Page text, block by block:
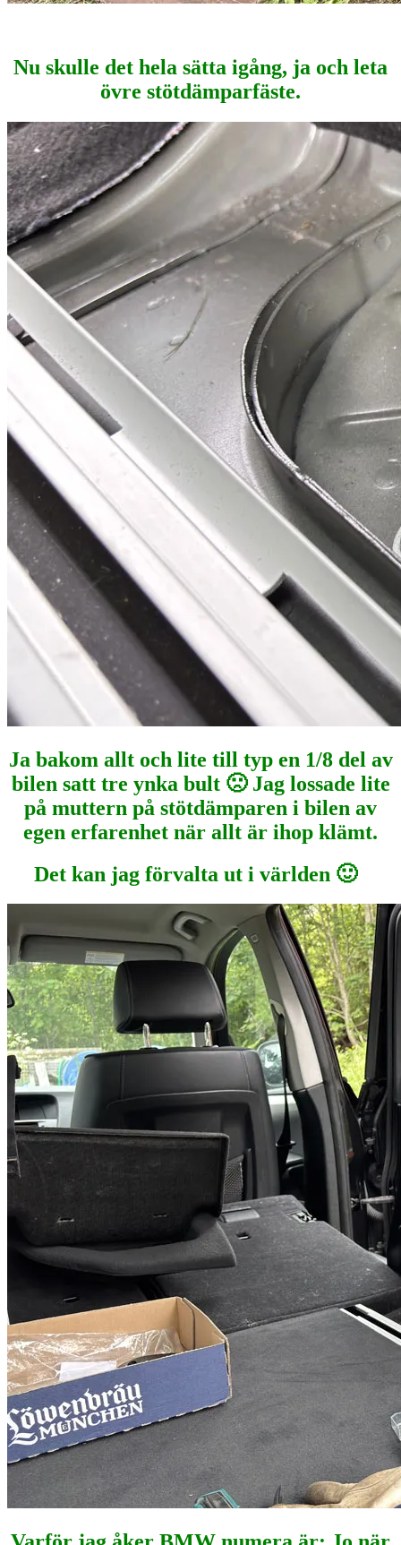
Nu skulle det hela sätta igång, ja och leta
övre stötdämparfäste.
Ja bakom allt och lite till typ en 1/8 del av
bilen satt tre ynka bult 🙁 Jag lossade lite
på muttern på stötdämparen i bilen av
egen erfarenhet när allt är ihop klämt.
Det kan jag förvalta ut i världen 🙂